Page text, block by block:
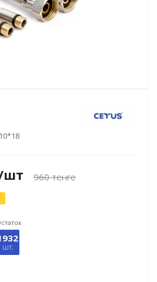
шт 960тенге
30
сек.
шт.